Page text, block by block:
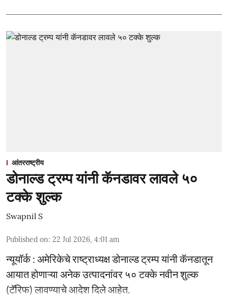
आंतरराष्ट्रीय
डोनाल्ड ट्रम्प यांनी कॅनडावर लावले ५०
टक्के शुल्क
Swapnil S
Published on: 22 Jul 2026, 4:01 am
न्यूयॉर्क : अमेरिकेचे राष्ट्राध्यक्ष डोनाल्ड ट्रम्प यांनी कॅनडातून
आयात होणाऱ्या अनेक उत्पादनांवर ५० टक्के नवीन शुल्क
(टॅरिफ) लावण्याचे आदेश दिले आहेत.